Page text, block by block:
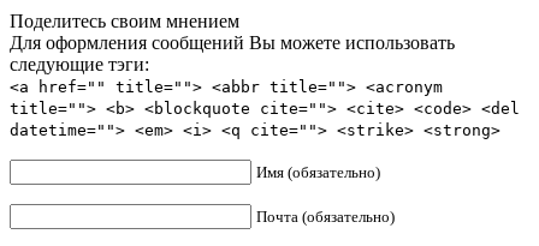
Поделитесь своим мнением
Для оформления сообщений Вы можете использовать
следующие тэги:
<a href="" title=""> <abbr title=""> <acronym
title=""> <b> <blockquote cite=""> <cite> <code> <del
datetime=""> <em> <i> <q cite=""> <strike> <strong>
Имя (обязательно)
Почта (обязательно)